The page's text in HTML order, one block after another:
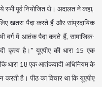
स्भी पूर्व नियोजित थे। अदालत ने कहा,
खतरा पैदा करते हैं और सांप्रदायिक
वर्ग में आतंक पैदा करते हैं, सामाजिक-
कृत्य है।" यूएपीए की धारा 15 एक
धारा 18 एक आतंकवादी अधिनियम के
है। पीठ का विचार था कि यूएपीए